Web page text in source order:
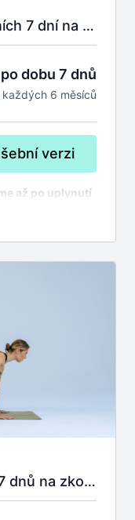
Členství na 6 měsíců (prvních 7 dní na zkoušku zdarma).
dobu 7 dnů
6 měsíců
verzi
až po uplynutí
zrušit
Členství na 1 rok (prvních 7 dnů na zkoušku zdarma)